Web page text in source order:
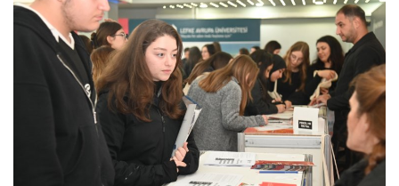
Sağlık
Kültür Sanat